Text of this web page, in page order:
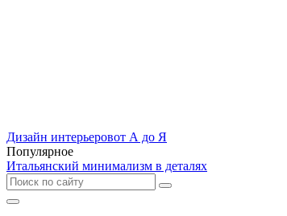
Дизайн интерьеровот А до Я
Популярное
Итальянский минимализм в деталях